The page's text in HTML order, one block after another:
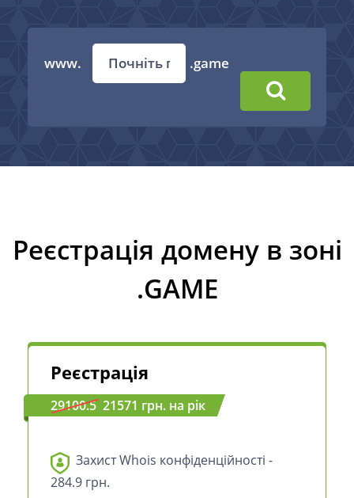
www. .game
Реєстрація домену в зоні
.GAME
Реєстрація
29100.5 21571 грн. на рік
Захист Whois конфіденційності -
284.9 грн.